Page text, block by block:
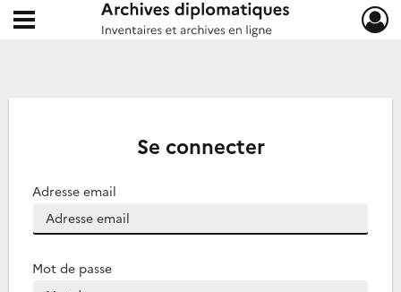
Archives diplomatiques
Ouvrir le menu déroulant
Se connecter
Adresse email
Mot de passe